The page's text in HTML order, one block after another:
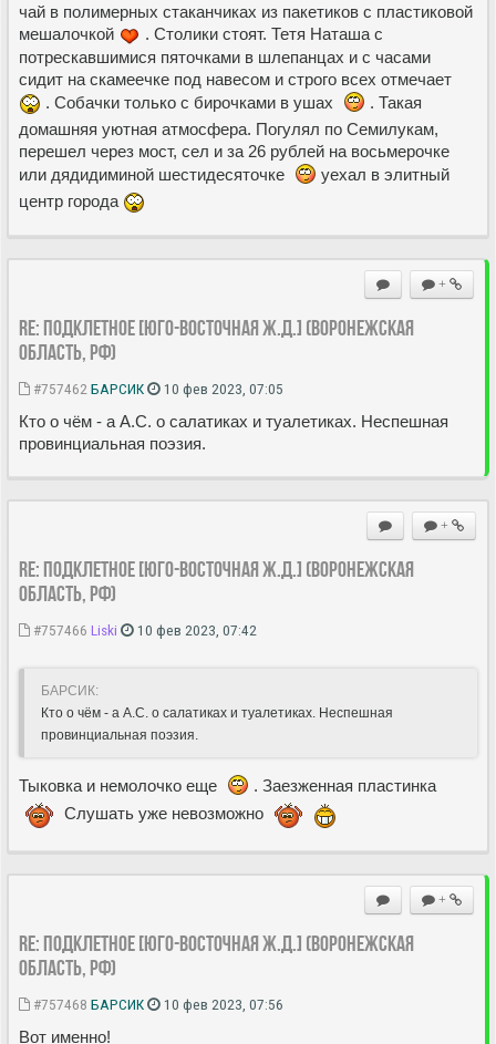
чай в полимерных стаканчиках из пакетиков с пластиковой
мешалочкой
. Столики стоят. Тетя Наташа с
потрескавшимися пяточками в шлепанцах и с часами
сидит на скамеечке под навесом и строго всех отмечает
. Собачки только с бирочками в ушах
. Такая
домашняя уютная атмосфера. Погулял по Семилукам,
перешел через мост, сел и за 26 рублей на восьмерочке
или дядидиминой шестидесяточке
уехал в элитный
центр города
+
Re: Подклетное [Юго-Восточная ж.д.] (Воронежская
область, РФ)
#757462 БАРСИК 10 фев 2023, 07:05
Кто о чём - а А.С. о салатиках и туалетиках. Неспешная
провинциальная поэзия.
+
Re: Подклетное [Юго-Восточная ж.д.] (Воронежская
область, РФ)
#757466 Liski 10 фев 2023, 07:42
БАРСИК:
Кто о чём - а А.С. о салатиках и туалетиках. Неспешная
провинциальная поэзия.
Тыковка и немолочко еще
. Заезженная пластинка
Слушать уже невозможно
+
Re: Подклетное [Юго-Восточная ж.д.] (Воронежская
область, РФ)
#757468 БАРСИК 10 фев 2023, 07:56
Вот именно!